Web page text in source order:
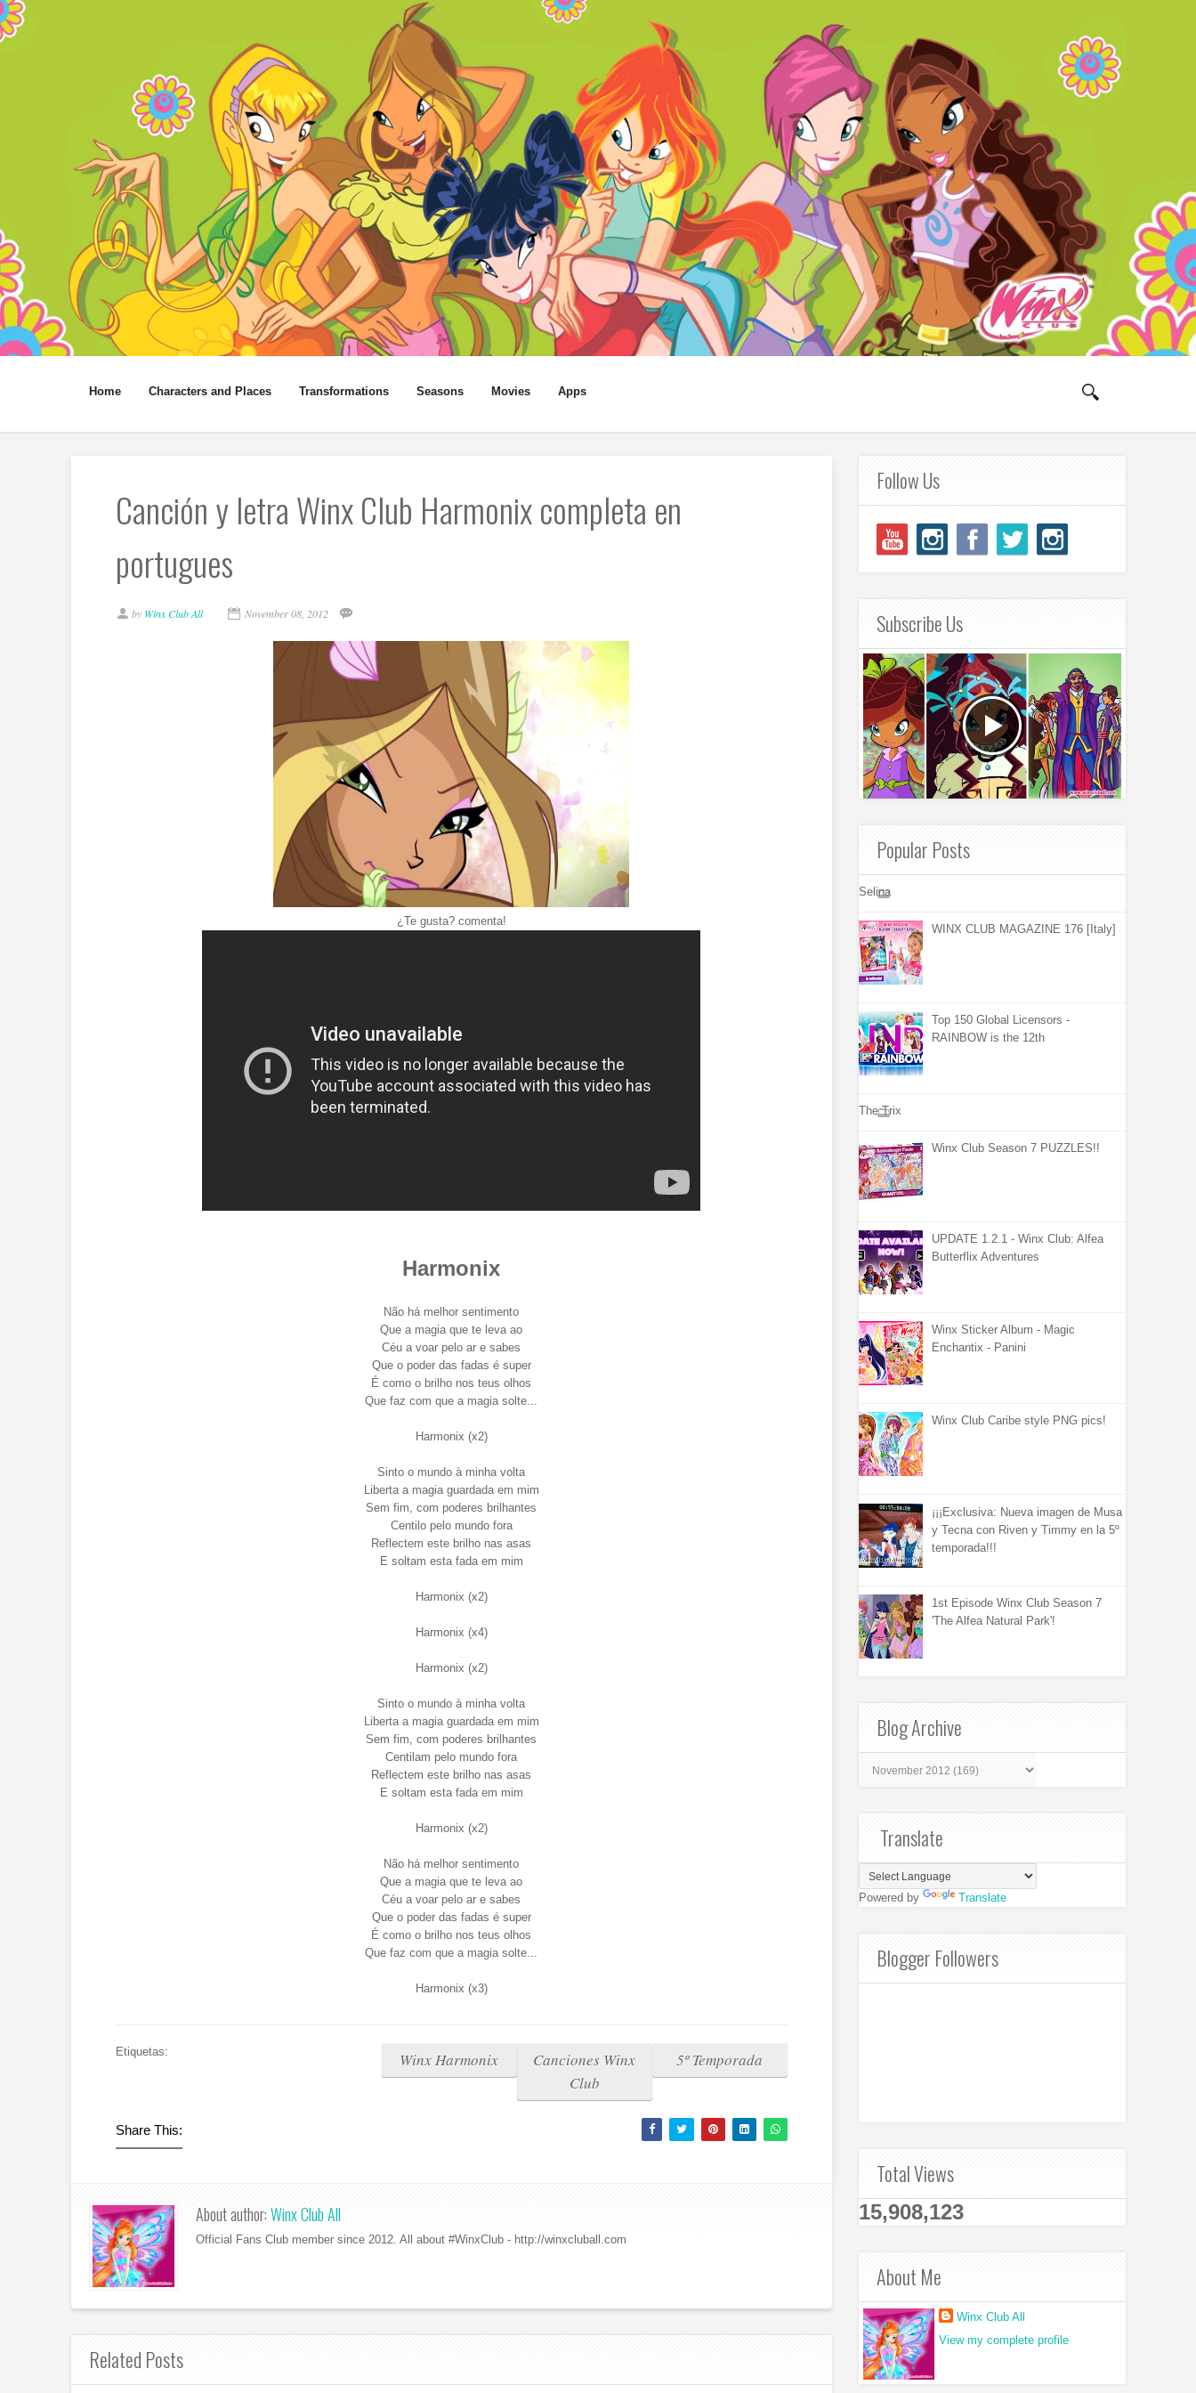
Home Characters and Places Transformations Seasons Movies Apps
Canción y letra Winx Club Harmonix completa en
portugues
by Winx Club All November 08, 2012
¿Te gusta? comenta!
Harmonix
Não há melhor sentimento
Que a magia que te leva ao
Céu a voar pelo ar e sabes
Que o poder das fadas é super
É como o brilho nos teus olhos
Que faz com que a magia solte...
Harmonix (x2)
Sinto o mundo à minha volta
Liberta a magia guardada em mim
Sem fim, com poderes brilhantes
Centilo pelo mundo fora
Reflectem este brilho nas asas
E soltam esta fada em mim
Harmonix (x2)
Harmonix (x4)
Harmonix (x2)
Sinto o mundo à minha volta
Liberta a magia guardada em mim
Sem fim, com poderes brilhantes
Centilam pelo mundo fora
Reflectem este brilho nas asas
E soltam esta fada em mim
Harmonix (x2)
Não há melhor sentimento
Que a magia que te leva ao
Céu a voar pelo ar e sabes
Que o poder das fadas é super
É como o brilho nos teus olhos
Que faz com que a magia solte...
Harmonix (x3)
Etiquetas: 5º Temporada
Canciones Winx
Club
Winx Harmonix
Share This:
About author:Winx Club All
Official Fans Club member since 2012. All about #WinxClub - http://winxcluball.com
Related Posts
Follow Us
Subscribe Us
Popular Posts
Selina
WINX CLUB MAGAZINE 176 [Italy]
Top 150 Global Licensors -
RAINBOW is the 12th
The Trix
Winx Club Season 7 PUZZLES!!
UPDATE 1.2.1 - Winx Club: Alfea
Butterflix Adventures
Winx Sticker Album - Magic
Enchantix - Panini
Winx Club Caribe style PNG pics!
¡¡¡Exclusiva: Nueva imagen de Musa
y Tecna con Riven y Timmy en la 5º
temporada!!!
1st Episode Winx Club Season 7
'The Alfea Natural Park'!
Blog Archive
Translate
Powered by Translate
Blogger Followers
Total Views
15,908,123
About Me
Winx Club All
View my complete profile